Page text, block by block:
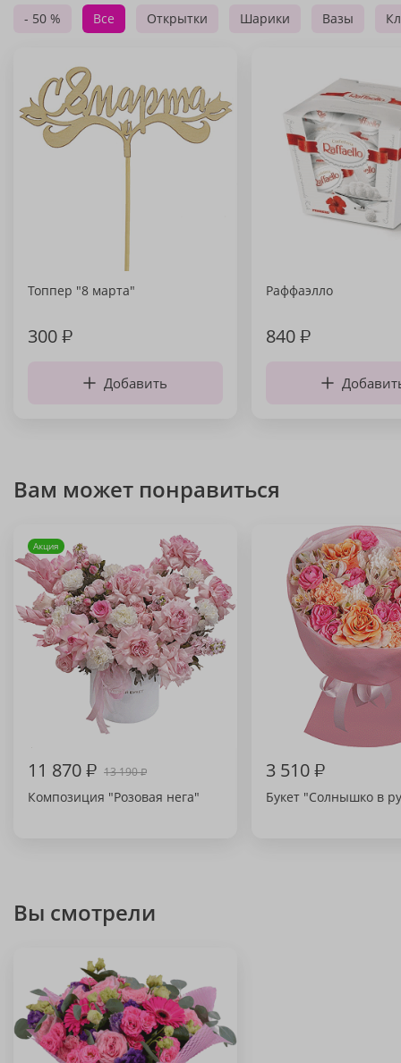
- 50 % Все Открытки Шарики Вазы
Топпер "8 марта"
300₽
Добавить
Раффаэлло
840₽
Вам может понравиться
Акция
11 870₽ 13 190₽
Композиция "Розовая нега"
3 510₽
Букет "Солнышко в
Вы смотрели